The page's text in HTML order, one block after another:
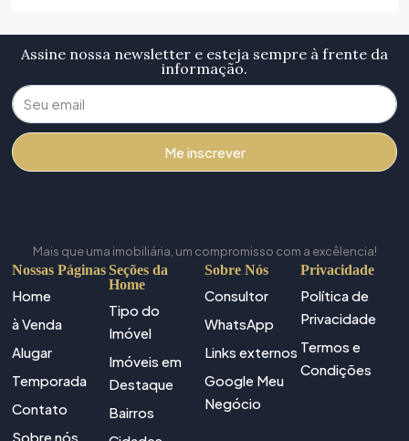
Assine nossa newsletter e esteja sempre à frente da
informação.
Me inscrever
Mais que uma imobiliária, um compromisso com a excêlencia!
Nossas Páginas
Home
à Venda
Alugar
Temporada
Contato
Sobre nós
Seções da
Home
Tipo do
Imóvel
Imóveis em
Destaque
Bairros
Sobre Nós
Consultor
WhatsApp
Links externos
Google Meu
Negócio
Privacidade
Política de
Privacidade
Termos e
Condições